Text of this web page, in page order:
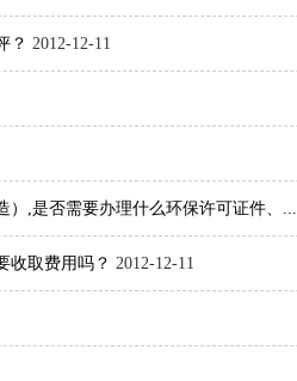
？ 2012-12-11
）,是否需要办理什么环保许可证件、...
收取费用吗？ 2012-12-11